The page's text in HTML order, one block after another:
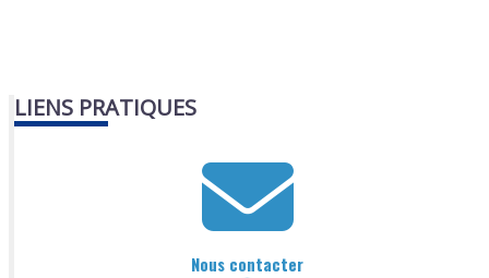
LIENS PRATIQUES
Nous contacter